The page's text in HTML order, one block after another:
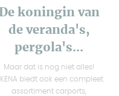
De koningin van
de veranda's,
pergola's...
Maar dat is nog niet alles!
biedt ook een compleet
assortiment carports,